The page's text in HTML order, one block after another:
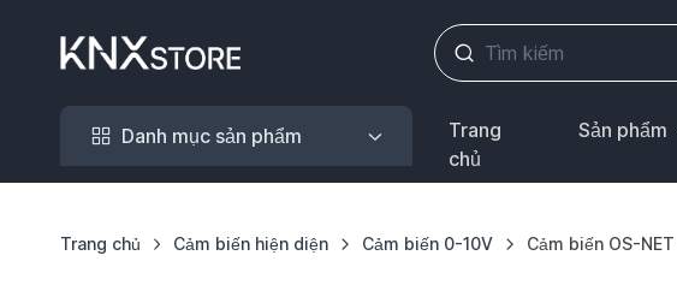
Danh mục sản phẩm
Danh mục sản phẩm
Trang
chủ
Sản phẩm
Trang chủ Cảm biến hiện diện Cảm biến 0-10V Cảm biến OS-